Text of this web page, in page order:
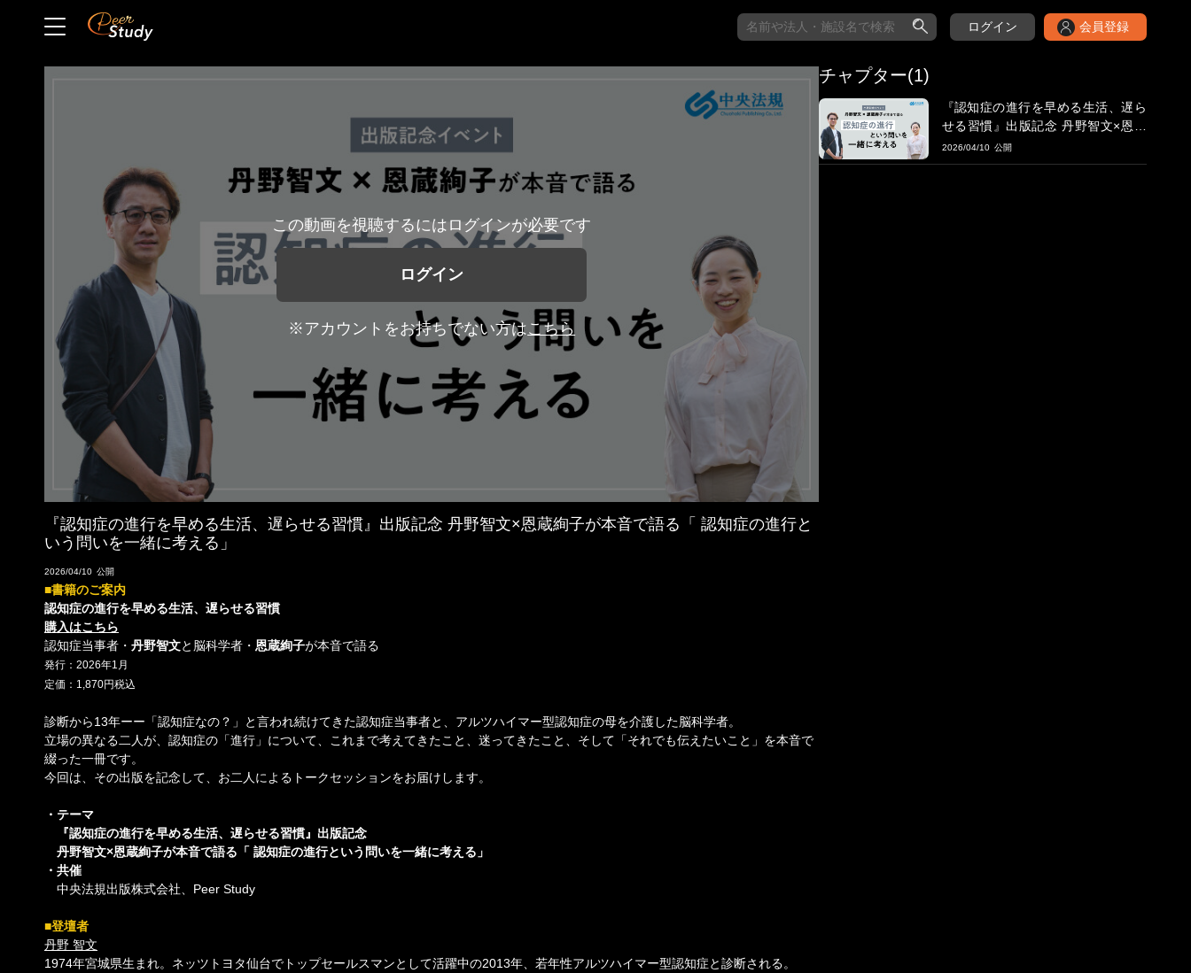
ログイン 会員登録
この動画を視聴するにはログインが必要です
ログイン
※アカウントをお持ちでない方はこちら
『認知症の進行を早める生活、遅らせる習慣』出版記念 丹野智文×恩蔵絢子が本音で語る「 認知症の進行と
いう問いを一緒に考える」
2026/04/10
■書籍のご案内
認知症の進行を早める生活、遅らせる習慣
購入はこちら
認知症当事者・ 丹野智文と脳科学者・ 恩蔵絢子が本音で語る
発行：2026年1月
定価：1,870円税込
診断から13年ーー「認知症なの？」と言われ続けてきた認知症当事者と、アルツハイマー型認知症の母を介護した脳科学者。
立場の異なる二人が、認知症の「進行」について、これまで考えてきたこと、迷ってきたこと、そして「それでも伝えたいこと」を本音で
綴った一冊です。
今回は、その出版を記念して、お二人によるトークセッションをお届けします。
・テーマ
『認知症の進行を早める生活、遅らせる習慣』出版記念
丹野智文×恩蔵絢子が本音で語る「 認知症の進行という問いを一緒に考える」
・共催
中央法規出版株式会社、Peer Study
■登壇者
丹野 智文
1974年宮城県生まれ。ネッツトヨタ仙台でトップセールスマンとして活躍中の2013年、若年性アルツハイマー型認知症と診断される。
チャプター(1)
『認知症の進行を早める生活、遅ら
せる習慣』出版記念 丹野智文×恩蔵
絢子が本音で語る「 認知症の進行と
いう問いを一緒に考える」
2026/04/10